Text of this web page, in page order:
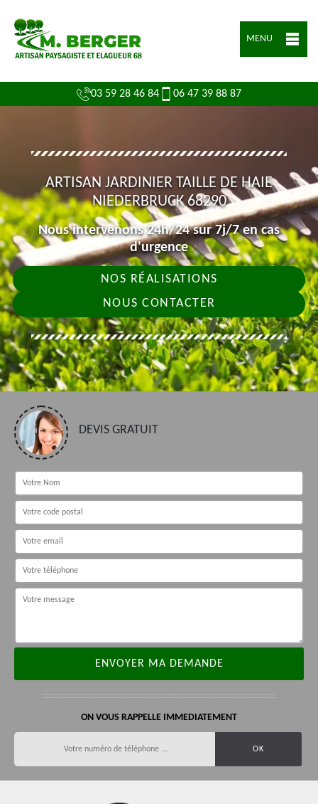
MENU
03 59 28 46 84 06 47 39 88 87
ARTISAN JARDINIER TAILLE DE HAIE
NIEDERBRUCK 68290
Nous intervenons 24h/24 sur 7j/7 en cas
d'urgence
NOS RÉALISATIONS
NOUS CONTACTER
DEVIS GRATUIT
ON VOUS RAPPELLE IMMEDIATEMENT